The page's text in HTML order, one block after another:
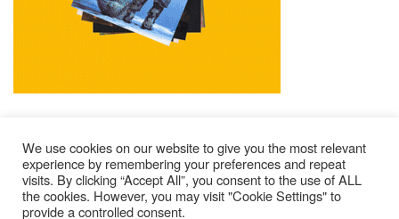
Mentions Légales Contacts
Où Trouver Poly ?
Lire Les Anciens N°
S’abonner À Poly
We use cookies on our website to give you the most relevant
experience by remembering your preferences and repeat
visits. By clicking “Accept All”, you consent to the use of ALL
the cookies. However, you may visit "Cookie Settings" to
provide a controlled consent.